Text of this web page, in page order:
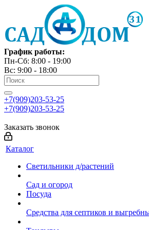
График работы:
Пн-Сб: 8:00 - 19:00
Вс: 9:00 - 18:00
+7(909)203-53-25
+7(909)203-53-25
Заказать звонок
Каталог
Светильники д/растений
Сад и огород
Посуда
Средства для септиков и